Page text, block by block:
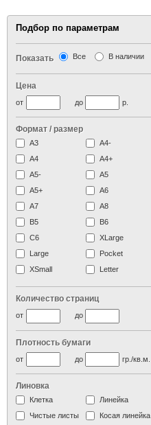
Подбор по параметрам
Показать Все В наличии
Цена
до
от р.
Формат / размер
А3
А4-
А4
A4+
А5-
А5
A5+
А6
А7
A8
B5
B6
C6
XLarge
Large
Pocket
XSmall
Letter
Количество страниц
до
от
Плотность бумаги
до
от гр./кв.м.
Линовка
Клетка
Линейка
Чистые листы
Косая линейка